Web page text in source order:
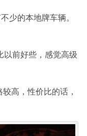
少的本地牌车辆。
以前好些，感觉高级
高，性价比的话，